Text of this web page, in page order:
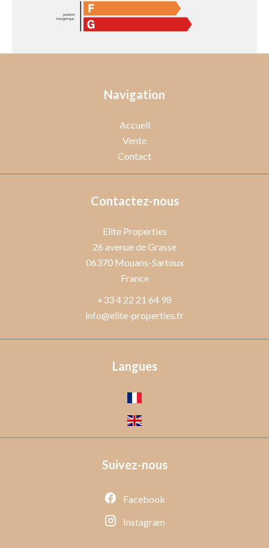
Navigation
Accueil
Vente
Contact
Contactez-nous
Elite Properties
26 avenue de Grasse
06370Mouans-Sartoux
France
+33 4 22 21 64 98
info@elite-properties.fr
Langues
Suivez-nous
Facebook
Instagram